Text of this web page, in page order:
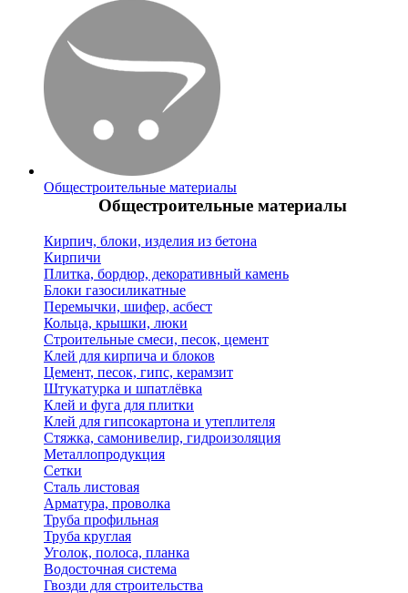
Общестроительные материалы
Общестроительные материалы
Кирпич, блоки, изделия из бетона
Кирпичи
Плитка, бордюр, декоративный камень
Блоки газосиликатные
Перемычки, шифер, асбест
Кольца, крышки, люки
Строительные смеси, песок, цемент
Клей для кирпича и блоков
Цемент, песок, гипс, керамзит
Штукатурка и шпатлёвка
Клей и фуга для плитки
Клей для гипсокартона и утеплителя
Стяжка, самонивелир, гидроизоляция
Металлопродукция
Сетки
Сталь листовая
Арматура, проволка
Труба профильная
Труба круглая
Уголок, полоса, планка
Водосточная система
Гвозди для строительства